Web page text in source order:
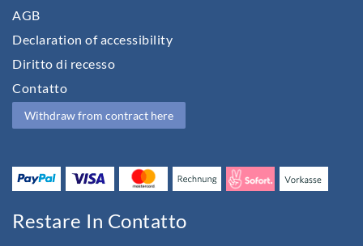
AGB
Declaration of accessibility
Diritto di recesso
Contatto
Withdraw from contract here
Restare In Contatto